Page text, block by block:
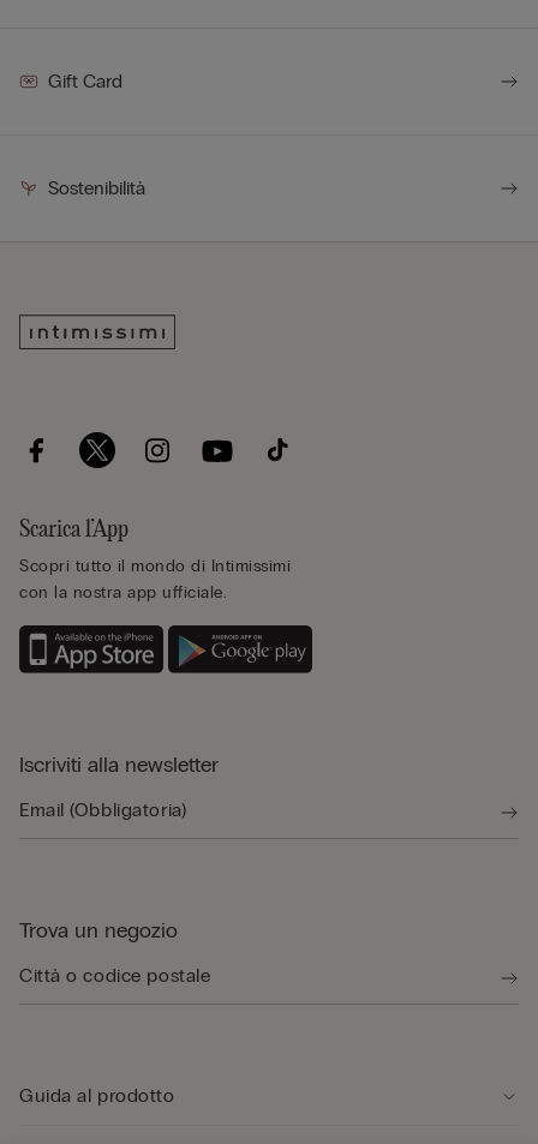
Gift Card
Sostenibilità
Scarica l’App
Scopri tutto il mondo di Intimissimi
con la nostra app ufficiale.
Iscriviti alla newsletter
Trova un negozio
Guida al prodotto